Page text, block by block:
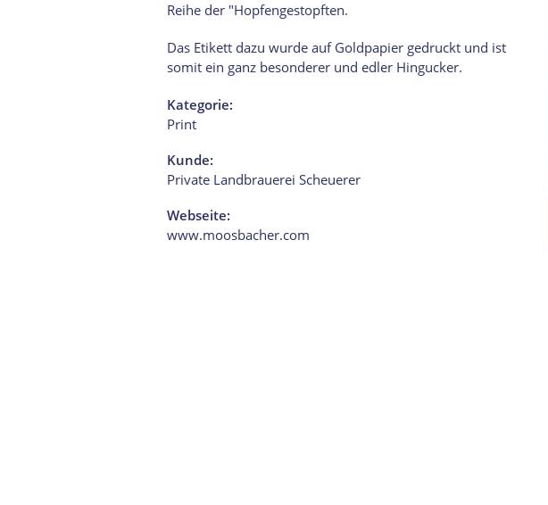
Reihe der "Hopfengestopften.
Das Etikett dazu wurde auf Goldpapier gedruckt und ist
somit ein ganz besonderer und edler Hingucker.
Kategorie:
Print
Kunde:
Private Landbrauerei Scheuerer
Webseite:
www.moosbacher.com